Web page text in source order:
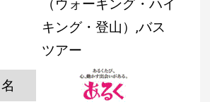
（ウォーキング・ハイ
キング・登山）,バス
ツアー